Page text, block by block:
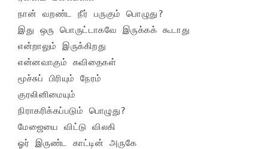
நான் வறண்ட நீர் பருகும் பொழுது?
இது ஒரு பொருட்டாகவே இருக்கக் கூடாது
என்றாலும் இருக்கிறது
என்னவாகும் கவிதைகள்
மூச்சுப் பிரியும் நேரம்
குரலினிமையும்
நிராகரிக்கப்படும் பொழுது?
மேஜையை விட்டு விலகி
ஓர் இருண்ட காட்டின் அருகே